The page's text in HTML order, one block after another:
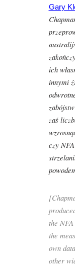
Gary
ich
innymi
zaś
czy
the
the
own
other